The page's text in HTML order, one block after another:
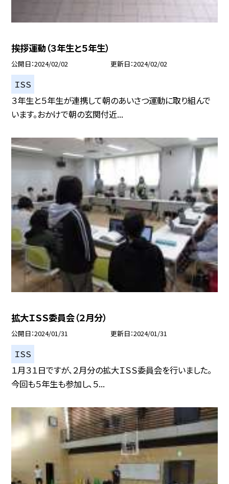
挨拶運動（３年生と５年生）
公開日 2024/02/02 更新日 2024/02/02
ＩＳＳ
３年生と５年生が連携して朝のあいさつ運動に取り組んで
います。おかけで朝の玄関付近...
拡大ＩＳＳ委員会（２月分）
公開日 2024/01/31 更新日 2024/01/31
ＩＳＳ
１月３１日ですが、２月分の拡大ＩＳＳ委員会を行いました。
今回も５年生も参加し、５...